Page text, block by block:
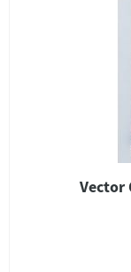
Vector